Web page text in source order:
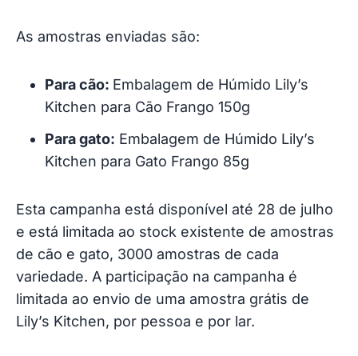
As amostras enviadas são:
Para cão: Embalagem de Húmido Lily’s
Kitchen para Cão Frango 150g
Para gato: Embalagem de Húmido Lily’s
Kitchen para Gato Frango 85g
Esta campanha está disponível até 28 de julho
e está limitada ao stock existente de amostras
de cão e gato, 3000 amostras de cada
variedade. A participação na campanha é
limitada ao envio de uma amostra grátis de
Lily’s Kitchen, por pessoa e por lar.